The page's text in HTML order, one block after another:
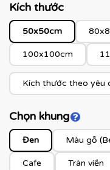
Kích thước
50x50cm
100x100cm
Kích thước theo yêu
Chọn khungClick để
Đen Màu gỗ
Cafe Tràn viền